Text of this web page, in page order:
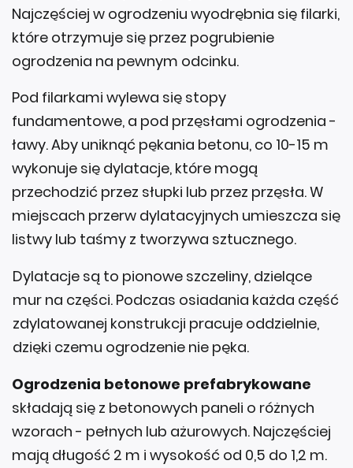
Najczęściej w ogrodzeniu wyodrębnia się filarki,
które otrzymuje się przez pogrubienie
ogrodzenia na pewnym odcinku.
Pod filarkami wylewa się stopy
fundamentowe, a pod przęsłami ogrodzenia -
ławy. Aby uniknąć pękania betonu, co 10-15 m
wykonuje się dylatacje, które mogą
przechodzić przez słupki lub przez przęsła. W
miejscach przerw dylatacyjnych umieszcza się
listwy lub taśmy z tworzywa sztucznego.
Dylatacje są to pionowe szczeliny, dzielące
mur na części. Podczas osiadania każda część
zdylatowanej konstrukcji pracuje oddzielnie,
dzięki czemu ogrodzenie nie pęka.
Ogrodzenia betonowe prefabrykowane
składają się z betonowych paneli o różnych
wzorach - pełnych lub ażurowych. Najczęściej
mają długość 2 m i wysokość od 0,5 do 1,2 m.